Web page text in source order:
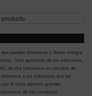
pueden almacenar y liberar energía
Una aplicación de los inductores,
de alta frecuencia en circuitos de
a los inductores que se
lo tanto admiten grandes
de hilo conductor.